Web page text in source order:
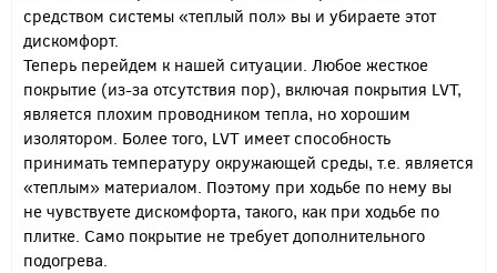
средством системы «теплый пол» вы и убираете этот
дискомфорт.
Теперь перейдем к нашей ситуации. Любое жесткое
покрытие (из-за отсутствия пор), включая покрытия LVT,
является плохим проводником тепла, но хорошим
изолятором. Более того, LVT имеет способность
принимать температуру окружающей среды, т.е. является
«теплым» материалом. Поэтому при ходьбе по нему вы
не чувствуете дискомфорта, такого, как при ходьбе по
плитке. Само покрытие не требует дополнительного
подогрева.